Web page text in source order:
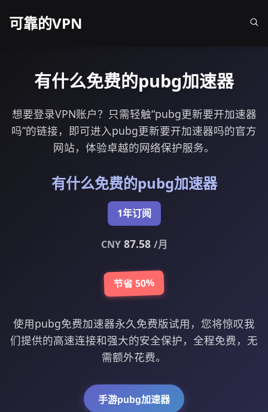
可靠的VPN
有什么免费的pubg加速器
想要登录VPN账户？只需轻触“pubg更新要开加速器
吗”的链接，即可进入pubg更新要开加速器吗的官方
网站，体验卓越的网络保护服务。
有什么免费的pubg加速器
1年订阅
CNY87.58 /月
节省 50%
使用pubg免费加速器永久免费版试用，您将惊叹我
们提供的高速连接和强大的安全保护，全程免费，无
需额外花费。
手游pubg加速器